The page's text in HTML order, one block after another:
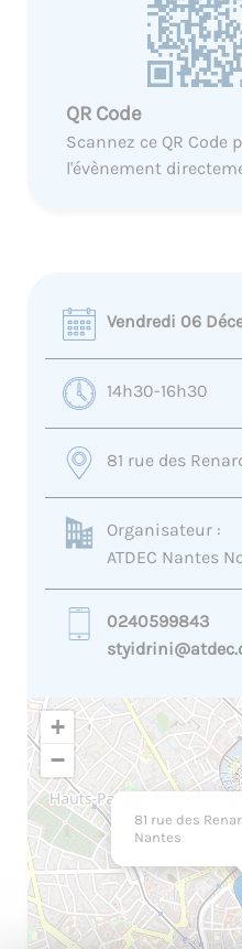
QR Code
Scannez ce QR Code
l'évènement
Vendredi 06
14h30-16h30
81 rue des
Organisateur :
ATDEC Nantes
0240599843
81 rue des
Nantes
+
−